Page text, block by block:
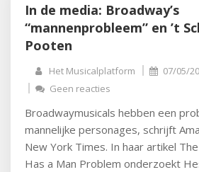
In de media: Broadway’s
“mannenprobleem” en ’t
Pooten
Het Musicalplatform
07/05/
Geen reacties
Broadwaymusicals hebben een
mannelijke personages, schrijft
New York Times. In haar artikel
Has a Man Problem onderzoekt